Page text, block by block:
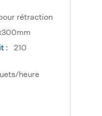
rétraction
:
210
heure